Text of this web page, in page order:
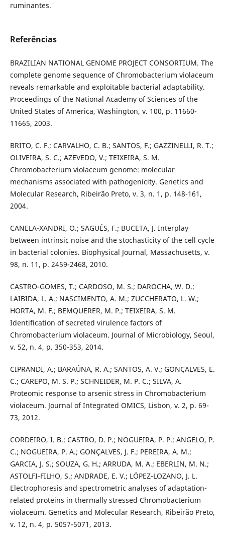
ruminantes.
Referências
BRAZILIAN NATIONAL GENOME PROJECT CONSORTIUM. The
complete genome sequence of Chromobacterium violaceum
reveals remarkable and exploitable bacterial adaptability.
Proceedings of the National Academy of Sciences of the
United States of America, Washington, v. 100, p. 11660-
11665, 2003.
BRITO, C. F.; CARVALHO, C. B.; SANTOS, F.; GAZZINELLI, R. T.;
OLIVEIRA, S. C.; AZEVEDO, V.; TEIXEIRA, S. M.
Chromobacterium violaceum genome: molecular
mechanisms associated with pathogenicity. Genetics and
Molecular Research, Ribeirão Preto, v. 3, n. 1, p. 148-161,
2004.
CANELA-XANDRI, O.; SAGUÉS, F.; BUCETA, J. Interplay
between intrinsic noise and the stochasticity of the cell cycle
in bacterial colonies. Biophysical Journal, Massachusetts, v.
98, n. 11, p. 2459-2468, 2010.
CASTRO-GOMES, T.; CARDOSO, M. S.; DAROCHA, W. D.;
LAIBIDA, L. A.; NASCIMENTO, A. M.; ZUCCHERATO, L. W.;
HORTA, M. F.; BEMQUERER, M. P.; TEIXEIRA, S. M.
Identification of secreted virulence factors of
Chromobacterium violaceum. Journal of Microbiology, Seoul,
v. 52, n. 4, p. 350-353, 2014.
CIPRANDI, A.; BARAÚNA, R. A.; SANTOS, A. V.; GONÇALVES, E.
C.; CAREPO, M. S. P.; SCHNEIDER, M. P. C.; SILVA, A.
Proteomic response to arsenic stress in Chromobacterium
violaceum. Journal of Integrated OMICS, Lisbon, v. 2, p. 69-
73, 2012.
CORDEIRO, I. B.; CASTRO, D. P.; NOGUEIRA, P. P.; ANGELO, P.
C.; NOGUEIRA, P. A.; GONÇALVES, J. F.; PEREIRA, A. M.;
GARCIA, J. S.; SOUZA, G. H.; ARRUDA, M. A.; EBERLIN, M. N.;
ASTOLFI-FILHO, S.; ANDRADE, E. V.; LÓPEZ-LOZANO, J. L.
Electrophoresis and spectrometric analyses of adaptation-
related proteins in thermally stressed Chromobacterium
violaceum. Genetics and Molecular Research, Ribeirão Preto,
v. 12, n. 4, p. 5057-5071, 2013.